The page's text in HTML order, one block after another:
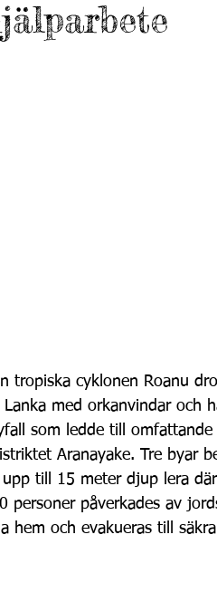
tropiska cyklonen Roanu
Lanka med orkanvindar och
som ledde till omfattande
Aranayake. Tre byar
upp till 15 meter djup lera
personer påverkades av
hem och evakueras till